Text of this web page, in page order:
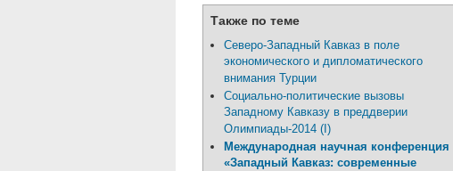
Также по теме
Северо-Западный Кавказ в поле
экономического и дипломатического
внимания Турции
Социально-политические вызовы
Западному Кавказу в преддверии
Олимпиады-2014 (I)
Международная научная конференция
«Западный Кавказ: современные